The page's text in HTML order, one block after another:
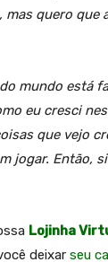
quero que
mundo está
eu cresci
que vejo
jogar. Então,
Lojinha
deixar seu